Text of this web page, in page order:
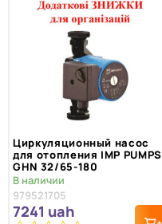
Циркуляционный насос
для отопления IMP PUMPS
GHN 32/65-180
В наличии
979521705
7241 uah